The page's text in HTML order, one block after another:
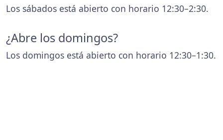
Los sábados está abierto con horario 12:30–2:30.
¿Abre los domingos?
Los domingos está abierto con horario 12:30–1:30.